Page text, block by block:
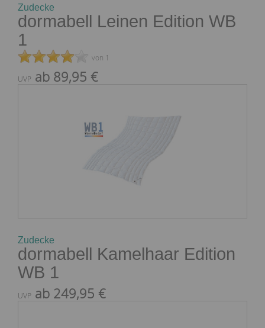
Zudecke
dormabell Leinen Edition WB
1
von 1
UVP ab 89,95 €
Zudecke
dormabell Kamelhaar Edition
WB 1
UVP ab 249,95 €